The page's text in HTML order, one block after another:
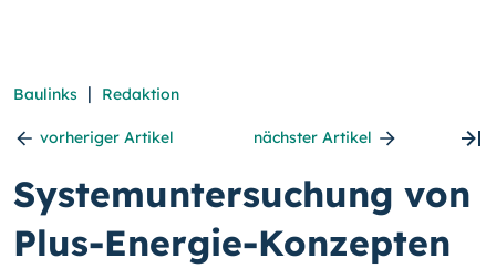
Baulinks | Redaktion
vorheriger Artikel nächster Artikel
Systemuntersuchung von
Plus-Energie-Konzepten